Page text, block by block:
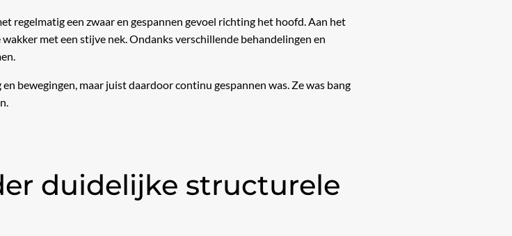
regelmatig een zwaar en gespannen gevoel richting het hoofd. Aan het
met een stijve nek. Ondanks verschillende behandelingen en
bewegingen, maar juist daardoor continu gespannen was. Ze was bang
duidelijke structurele